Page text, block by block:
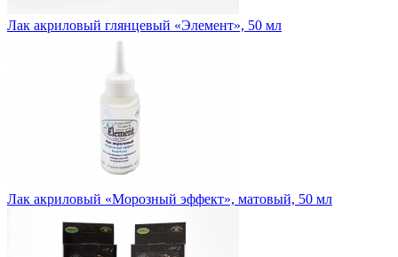
Лак акриловый глянцевый «Элемент», 50 мл
Лак акриловый «Морозный эффект», матовый, 50 мл